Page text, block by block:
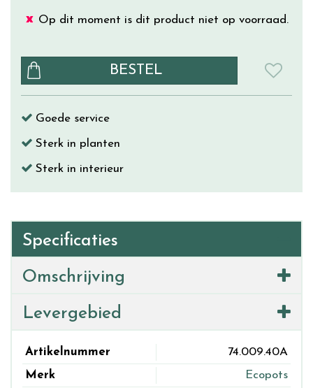
Op dit moment is dit product niet op voorraad.
Goede service
Sterk in planten
Sterk in interieur
Specificaties
Omschrijving
Levergebied
Artikelnummer
74.009.40A
Merk
Ecopots